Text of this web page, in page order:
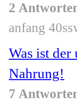
2
anfang
Was ist
Nahrung!
7